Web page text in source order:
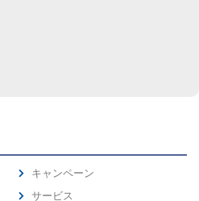
キャンペーン
サービス